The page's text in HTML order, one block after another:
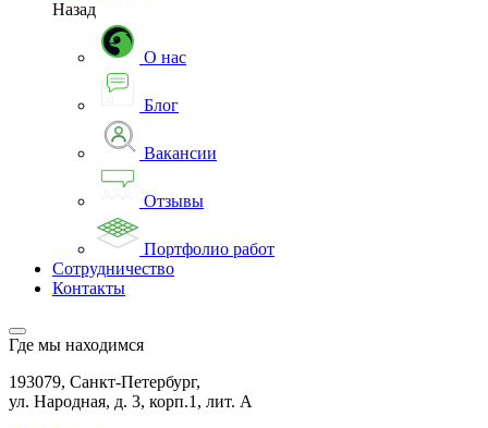
Назад
О нас
Блог
Вакансии
Отзывы
Портфолио работ
Сотрудничество
Контакты
Где мы находимся
193079, Санкт-Петербург,
ул. Народная, д. 3, корп.1, лит. А